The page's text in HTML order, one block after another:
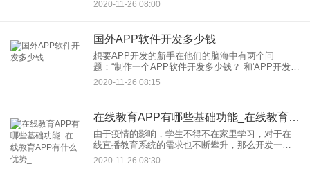
的空间，除了现金比较人们的游戏直播，还有教学
2020-11-26 08:00
国外APP软件开发多少钱
想要APP开发的新手在他们的脑海中有两个问
题：“制作一个APP软件开发多少钱？ 和'APP开发成
本如何估算？' 并在互联网上搜索答案。在网络上，
您可能会遇到几个不同的网站，旨在估算 移
2020-11-26 08:15
在线教育APP有哪些基础功能_在线教育APP有什么优势_
由于疫情的影响，学生不得不在家里学习，对于在
线直播教育系统的需求也不断攀升，那么开发一款
在线教育APP开发有哪些基础功能？在线教育APP
开发有什么优势？在线教育APP开发有哪些基础功
2020-11-26 08:30